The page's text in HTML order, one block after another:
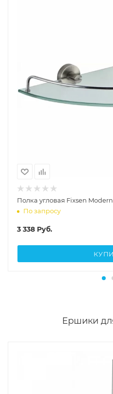
Полка угловая Fixsen Modern
По запросу
3 338 Руб.
Ершики